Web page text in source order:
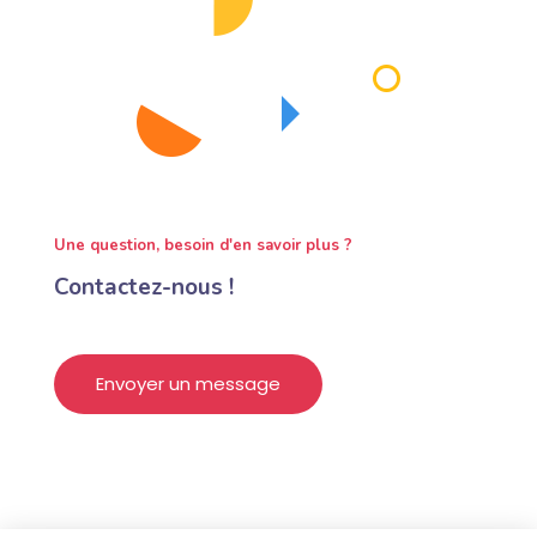
Une question, besoin d'en savoir plus ?
Contactez-nous !
Envoyer un message